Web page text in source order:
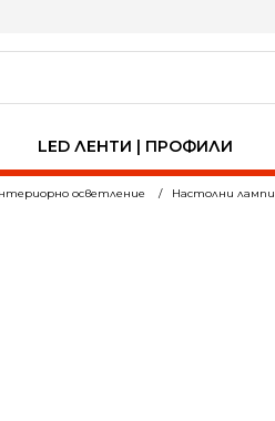
LED ЛЕНТИ | ПРОФИЛИ
осветление Настолни лампи